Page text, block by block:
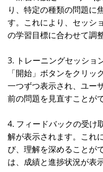
り、特定の種類の問題に
す。これにより、セッシ
の学習目標に合わせて調
3. トレーニングセッショ
「開始」ボタンをクリ
一つずつ表示され、ユー
前の問題を見直すことが
4. フィードバックの受け
解が表示されます。これ
び、理解を深めることが
は、成績と進捗状況が表